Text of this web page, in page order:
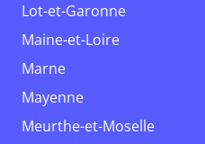
Lot-et-Garonne
Maine-et-Loire
Marne
Mayenne
Meurthe-et-Moselle